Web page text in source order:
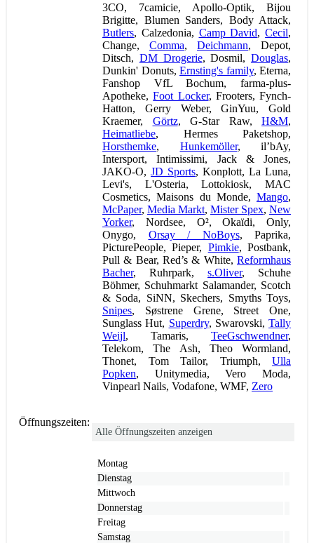
3CO, 7camicie, Apollo-Optik, Bijou
Brigitte, Blumen Sanders, Body Attack,
Butlers, Calzedonia, Camp David, Cecil,
Change, Comma, Deichmann, Depot,
Ditsch, DM Drogerie, Dosmil, Douglas,
Dunkin' Donuts, Ernsting's family, Eterna,
Fanshop VfL Bochum, farma-plus-
Apotheke,Foot Locker, Frooters, Fynch-
Hatton, Gerry Weber, GinYuu, Gold
Kraemer, Görtz, G-Star Raw, H&M,
Heimatliebe, Hermes Paketshop,
Horsthemke, Hunkemöller, il’bAy,
Intersport, Intimissimi, Jack & Jones,
JAKO-O, JD Sports, Konplott, La Luna,
Levi's, L'Osteria, Lottokiosk, MAC
Cosmetics, Maisons du Monde, Mango,
McPaper, Media Markt, Mister Spex, New
Yorker, Nordsee, O², Okaïdi, Only,
Onygo, Orsay / NoBoys, Paprika,
PicturePeople, Pieper, Pimkie, Postbank,
Pull & Bear, Red’s & White, Reformhaus
Bacher, Ruhrpark, s.Oliver, Schuhe
Böhmer, Schuhmarkt Salamander, Scotch
& Soda, SiNN, Skechers, Smyths Toys,
Snipes, Søstrene Grene, Street One,
Sunglass Hut, Superdry, Swarovski, Tally
Weijl, Tamaris, TeeGschwendner,
Telekom, The Ash, Theo Wormland,
Thonet, Tom Tailor, Triumph, Ulla
Popken, Unitymedia, Vero Moda,
Vinpearl Nails, Vodafone, WMF, Zero
Öffnungszeiten:
Alle Öffnungszeiten anzeigen
Montag
Dienstag
Mittwoch
Donnerstag
Freitag
Samstag